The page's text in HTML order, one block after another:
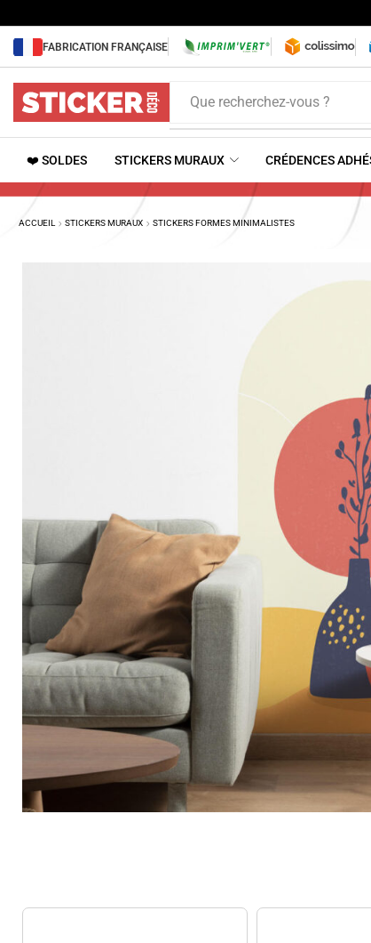
FABRICATION FRANÇAISE
Que recherchez-vous ?
❤️ SOLDES STICKERS MURAUX CRÉDENCES
ACCUEIL STICKERS MURAUX STICKERS FORMES MINIMALISTES